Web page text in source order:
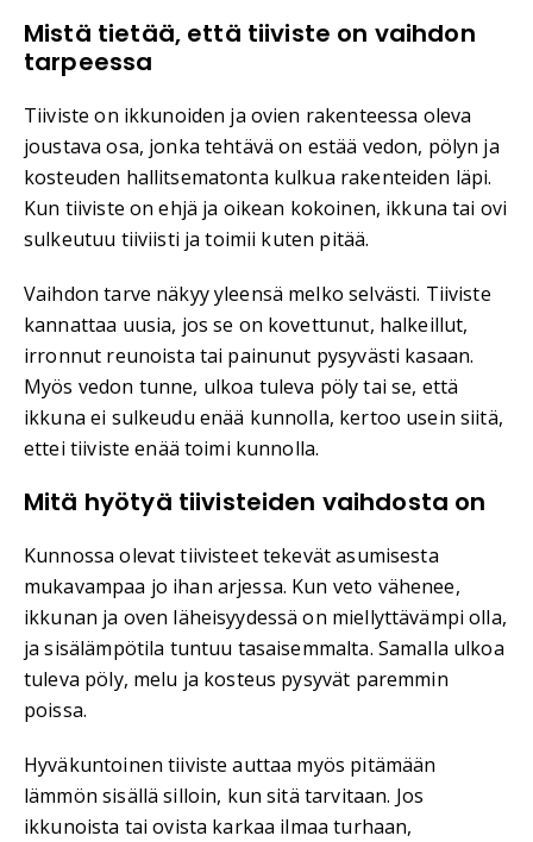
Mistä tietää, että tiiviste on vaihdon
tarpeessa
Tiiviste on ikkunoiden ja ovien rakenteessa oleva
joustava osa, jonka tehtävä on estää vedon, pölyn ja
kosteuden hallitsematonta kulkua rakenteiden läpi.
Kun tiiviste on ehjä ja oikean kokoinen, ikkuna tai ovi
sulkeutuu tiiviisti ja toimii kuten pitää.
Vaihdon tarve näkyy yleensä melko selvästi. Tiiviste
kannattaa uusia, jos se on kovettunut, halkeillut,
irronnut reunoista tai painunut pysyvästi kasaan.
Myös vedon tunne, ulkoa tuleva pöly tai se, että
ikkuna ei sulkeudu enää kunnolla, kertoo usein siitä,
ettei tiiviste enää toimi kunnolla.
Mitä hyötyä tiivisteiden vaihdosta on
Kunnossa olevat tiivisteet tekevät asumisesta
mukavampaa jo ihan arjessa. Kun veto vähenee,
ikkunan ja oven läheisyydessä on miellyttävämpi olla,
ja sisälämpötila tuntuu tasaisemmalta. Samalla ulkoa
tuleva pöly, melu ja kosteus pysyvät paremmin
poissa.
Hyväkuntoinen tiiviste auttaa myös pitämään
lämmön sisällä silloin, kun sitä tarvitaan. Jos
ikkunoista tai ovista karkaa ilmaa turhaan,